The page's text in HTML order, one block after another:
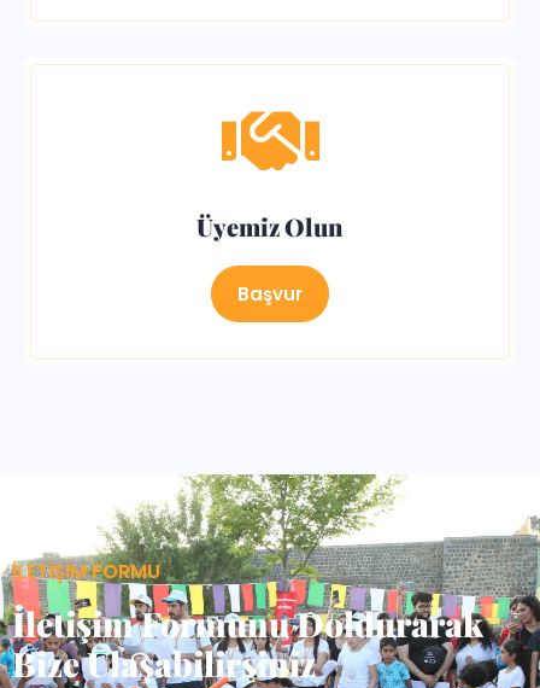
Üyemiz Olun
Başvur
İLETIŞIM FORMU
İletişim Formunu Doldurarak
Bize Ulaşabilirsiniz